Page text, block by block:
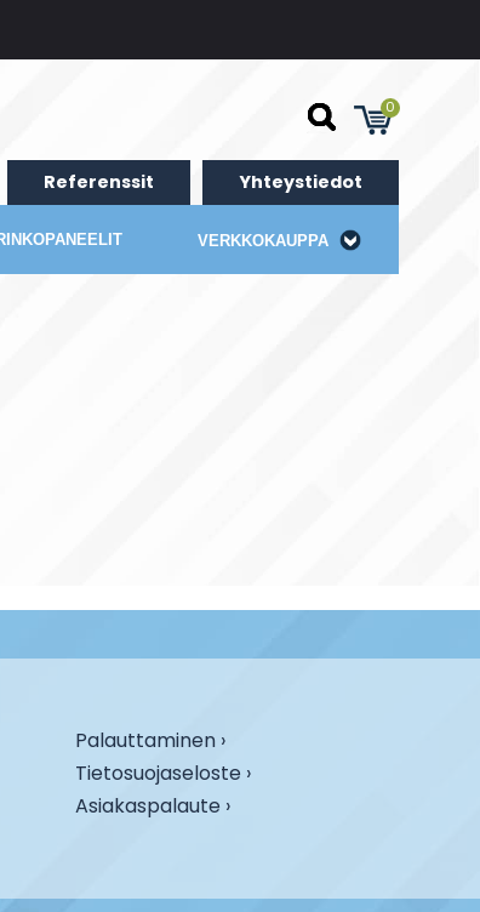
0
Referenssit Yhteystiedot
VERKKOKAUPPA
Palauttaminen ›
Tietosuojaseloste ›
Asiakaspalaute ›